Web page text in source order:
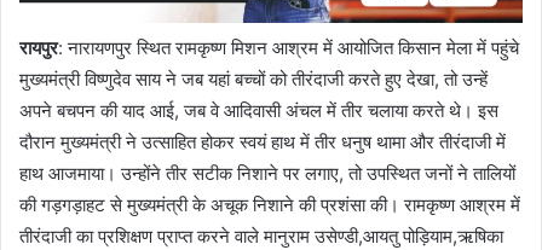
रायपुर: नारायणपुर स्थित रामकृष्ण मिशन आश्रम में आयोजित किसान मेला में पहुंचे
मुख्यमंत्री विष्णुदेव साय ने जब यहां बच्चों को तीरंदाजी करते हुए देखा, तो उन्हें
अपने बचपन की याद आई, जब वे आदिवासी अंचल में तीर चलाया करते थे। इस
दौरान मुख्यमंत्री ने उत्साहित होकर स्वयं हाथ में तीर धनुष थामा और तीरंदाजी में
हाथ आजमाया। उन्होंने तीर सटीक निशाने पर लगाए, तो उपस्थित जनों ने तालियों
की गड़गड़ाहट से मुख्यमंत्री के अचूक निशाने की प्रशंसा की। रामकृष्ण आश्रम में
तीरंदाजी का प्रशिक्षण प्राप्त करने वाले मानुराम उसेण्डी,आयतु पोड़ियाम,ऋषिका